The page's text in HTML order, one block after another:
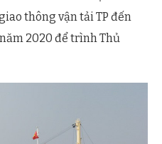
thông vận tải TP đến
2020 để trình Thủ